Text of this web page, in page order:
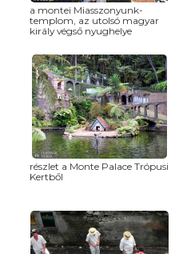
a montei Miasszonyunk-
templom, az utolsó magyar
király végső nyughelye
részlet a Monte Palace Trópusi
Kertből